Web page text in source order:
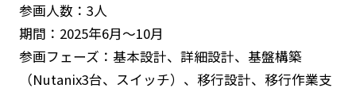
参画人数：3人
期間：2025年6月～10月
参画フェーズ：基本設計、詳細設計、基盤構築
（Nutanix3台、スイッチ）、移行設計、移行作業支